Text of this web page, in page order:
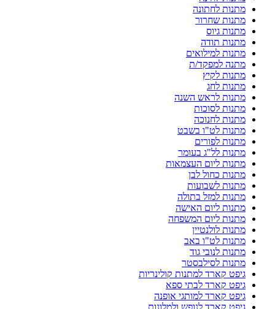
מתנות לחתונה
מתנות שחרור
מתנות גיוס
מתנות תודה
מתנות למילואים
מתנה למפקד/ת
מתנות לקיץ
מתנות לחג
מתנות לראש השנה
מתנות לסוכות
מתנות לחנוכה
מתנות לט"ו בשבט
מתנות לפורים
מתנות לל"ג בעומר
מתנות ליום העצמאות
מתנות כחול לבן
מתנות לשבועות
מתנות למזל בתולה
מתנות ליום האישה
מתנות ליום המשפחה
מתנות לולנטיין
מתנות לט"ו באב
מתנות לנובי גוד
מתנות לסילבסטר
גיפט קארד למתנות קולינריות
גיפט קארד לבתי ספא
גיפט קארד למותגי אופנה
גיפט קארד לנופש ולמלונות